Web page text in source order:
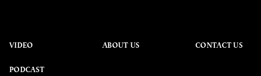
VIDEO
PODCAST
ABOUT US CONTACT US